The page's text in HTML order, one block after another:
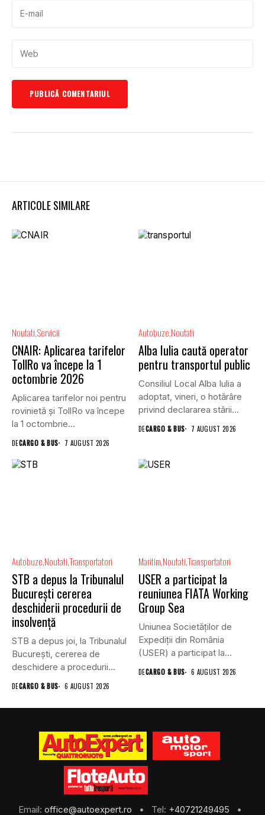
ARTICOLE SIMILARE
Noutati Servicii
CNAIR: Aplicarea tarifelor
TollRo va începe la 1
octombrie 2026
Aplicarea tarifelor noi pentru
rovinietă și TollRo va începe
la 1 octombrie...
DECARGO & BUS 7 AUGUST 2026
Autobuze Noutati
Alba Iulia caută operator
pentru transportul public
Consiliul Local Alba Iulia a
adoptat, vineri, o hotărâre
privind declararea stării...
DECARGO & BUS 7 AUGUST 2026
Autobuze NoutatiTransportatori
STB a depus la Tribunalul
București cererea
deschiderii procedurii de
insolvență
STB a depus joi, la Tribunalul
Bucureşti, cererea de
deschidere a procedurii...
DECARGO & BUS 6 AUGUST 2026
Maritim NoutatiTransportatori
USER a participat la
reuniunea FIATA Working
Group Sea
Uniunea Societăților de
Expediții din România
(USER) a participat la
reuniunea online...
DECARGO & BUS 6 AUGUST 2026
Email: office@autoexpert.ro • Tel: +40721249495 •